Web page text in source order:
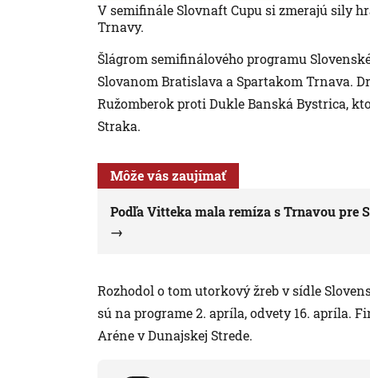
V semifinále Slovnaft Cupu si zmerajú sily
Trnavy.
Šlágrom semifinálového programu
Slovanom Bratislava a Spartakom Trnava.
Ružomberok proti Dukle Banská Bystrica,
Straka.
Môže vás zaujímať
Podľa Vitteka mala remíza s Trnavou pre
Rozhodol o tom utorkový žreb v sídle
sú na programe 2. apríla, odvety 16. apríla.
Aréne v Dunajskej Strede.